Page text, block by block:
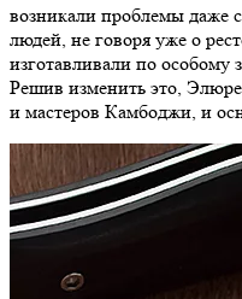
возникали проблемы даже
людей, не говоря уже о
изготавливали по особому
Решив изменить это,
и мастеров Камбоджи, и